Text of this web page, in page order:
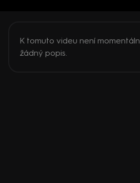
K tomuto videu není
žádný popis.